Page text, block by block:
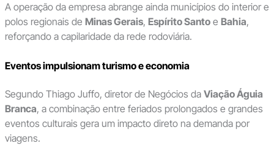
A operação da empresa abrange ainda municípios do interior e
polos regionais de Minas Gerais, Espírito Santoe Bahia,
reforçando a capilaridade da rede rodoviária.
Eventos impulsionam turismo e economia
Segundo Thiago Juffo, diretor de Negócios da Viação Águia
Branca, a combinação entre feriados prolongados e grandes
eventos culturais gera um impacto direto na demanda por
viagens.